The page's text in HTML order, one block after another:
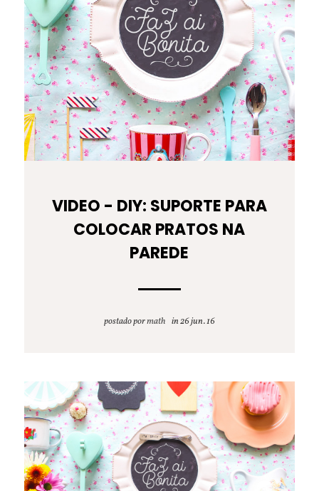
VIDEO - DIY: SUPORTE PARA
COLOCAR PRATOS NA
PAREDE
postado pormath 26 jun. 16